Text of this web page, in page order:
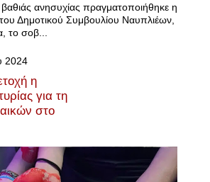
βαθιάς ανησυχίας πραγματοποιήθηκε η
Δημοτικού Συμβουλίου Ναυπλιέων,
το σοβ...
2024
η
για τη
στο